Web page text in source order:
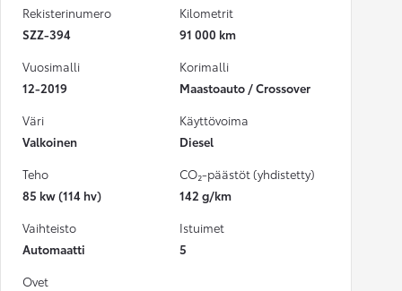
Rekisterinumero
SZZ-394
Kilometrit
91 000 km
Vuosimalli
12-2019
Korimalli
Maastoauto / Crossover
Väri
Valkoinen
Käyttövoima
Diesel
Teho
85 kw (114 hv)
CO₂-päästöt (yhdistetty)
142 g/km
Vaihteisto
Automaatti
Istuimet
5
Ovet